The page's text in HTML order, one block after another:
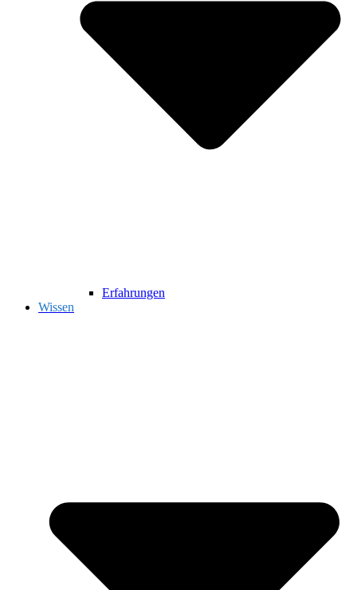
Erfahrungen
Wissen